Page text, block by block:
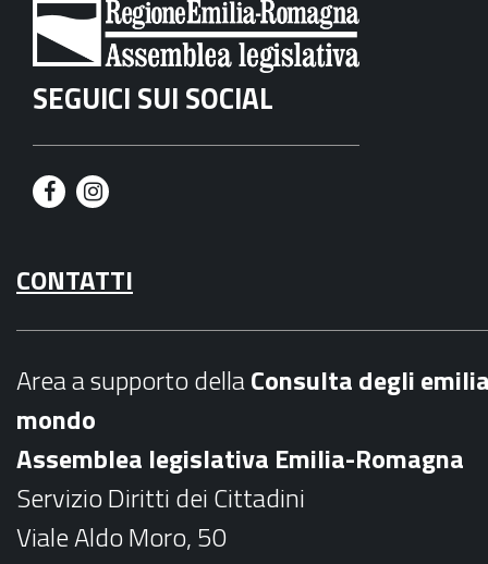
SEGUICI SUI SOCIAL
F
c
e
o
k
I
s
t
r
a
m
CONTATTI
Area a supporto dellaConsulta degli
mondo
Assemblea legislativa Emilia-Romagna
Servizio Diritti dei Cittadini
Viale Aldo Moro, 50